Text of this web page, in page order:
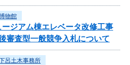
物館
ジアム棟エレベータ改修工事
審査型一般競争入札について
呂土木事務所